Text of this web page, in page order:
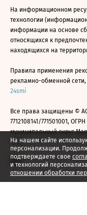
На нашем сайте
персонализации.
подтверждаете свое
и технологий
отношении обработки
На информационном
технологии
информации на основе
относящихся к
находящихся на
Правила применения
рекламно-обменной
24smi
Все права защищены ©
7712108141/771501001,
муниципальный округ
2026